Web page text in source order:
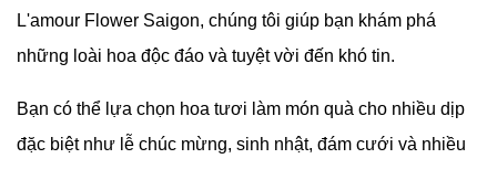
L'amour Flower Saigon, chúng tôi giúp bạn khám phá
những loài hoa độc đáo và tuyệt vời đến khó tin.
Bạn có thể lựa chọn hoa tươi làm món quà cho nhiều dịp
đặc biệt như lễ chúc mừng, sinh nhật, đám cưới và nhiều